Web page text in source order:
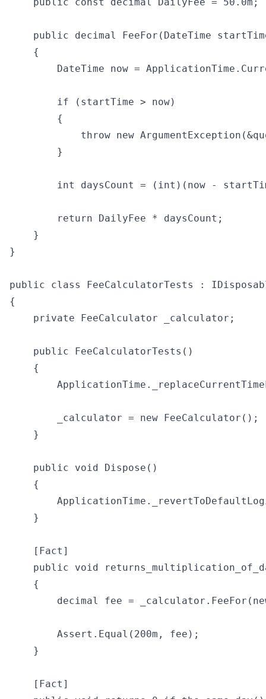
public decimal FeeFor(DateTime
    {
DateTime now =
        if (startTime > now)
        {
throw new
        }
int daysCount = (int)(now -
        return DailyFee * daysCount;
    }
}
public class FeeCalculatorTests :
{
    private FeeCalculator _calculator;
    public FeeCalculatorTests()
    {
        _calculator = new FeeCalculator();
    }
    public void Dispose()
    {
    }
    [Fact]
public void
    {
decimal fee =
        Assert.Equal(200m, fee);
    }
    [Fact]